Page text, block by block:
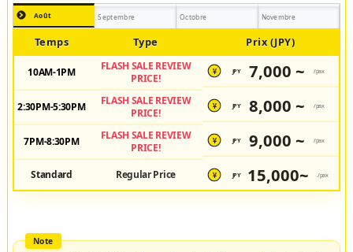
Août Septembre Octobre Novembre
Temps Type Prix (JPY)
10AM-1PM
FLASH SALE REVIEW
PRICE!
¥ JPY 7,000 ~ /pax
2:30PM-5:30PM
FLASH SALE REVIEW
PRICE!
¥ JPY 8,000 ~ /pax
7PM-8:30PM
FLASH SALE REVIEW
PRICE!
¥ JPY 9,000 ~ /pax
Standard Regular Price ¥ JPY 15,000~ /pax